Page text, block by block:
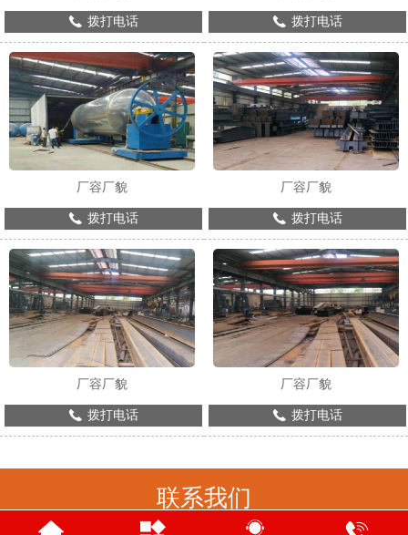
拨打电话 拨打电话
厂容厂貌
拨打电话
厂容厂貌
拨打电话
厂容厂貌
拨打电话
厂容厂貌
拨打电话
联系我们